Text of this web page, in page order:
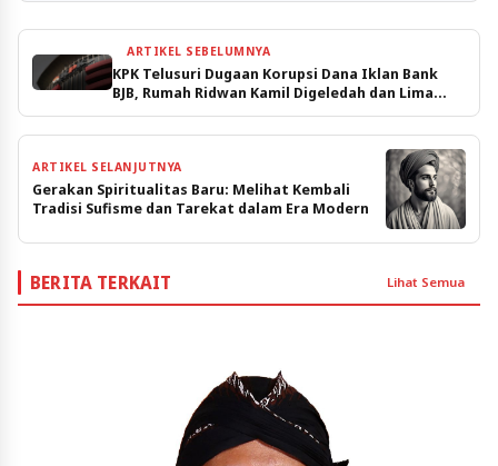
ARTIKEL SEBELUMNYA
KPK Telusuri Dugaan Korupsi Dana Iklan Bank
BJB, Rumah Ridwan Kamil Digeledah dan Lima
Tersangka Ditetapkan
ARTIKEL SELANJUTNYA
Gerakan Spiritualitas Baru: Melihat Kembali
Tradisi Sufisme dan Tarekat dalam Era Modern
BERITA TERKAIT Lihat Semua